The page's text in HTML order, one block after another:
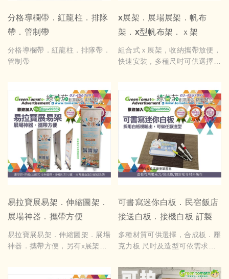
分格導欄帶．紅龍柱．排隊
帶．管制帶
分格導欄帶．紅龍柱．排隊帶．
管制帶
x展架．展場展架．帆布
架．x型帆布架．ｘ架
組合式ｘ展架，收納攜帶放便，
快速安裝，多種尺吋可供選擇，
易拉寶展易架．伸縮圖架．
展場神器．攜帶方便
易拉寶展易架．伸縮圖架．展場
神器．攜帶方便，另有x展架，
可書寫迷你白板．民宿飯店
接送白板．接機白板 訂製
多種材質可供選擇，合成板．壓
克力板 尺吋及造型可依需求設